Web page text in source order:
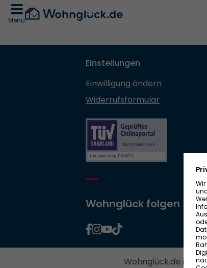
Menü
Einstellungen
Einwilligung ändern
Widerrufsformular
Wohnglück folgen
Wohnglück.de ist